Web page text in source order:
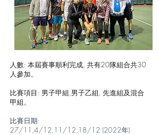
人數: 本屆賽事順利完成, 共有20隊組合共30
人參加。
比賽項目: 男子甲組,男子乙組, 先進組及混合
甲組。
比賽日期:
27/11,4/12,11/12,18/12 (2022年)